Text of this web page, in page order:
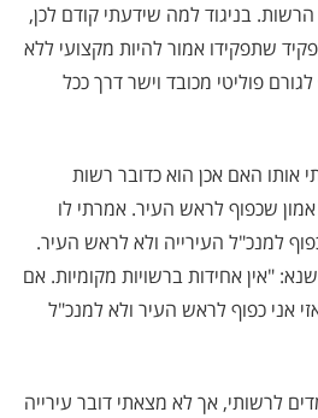
בניגוד למה שידעתי קודם לכן,
שפקיד שתפקידו אמור להיות מקצועי ללא
פוליטי מכובד וישר דרך ככל
אותו האם אכן הוא כדובר רשות
שכפוף לראש העיר. אמרתי לו
למנכ"ל העירייה ולא לראש העיר.
"אין אחידות ברשויות מקומיות. אם
אני כפוף לראש העיר ולא למנכ"ל
לרשותי, אך לא מצאתי דובר עירייה